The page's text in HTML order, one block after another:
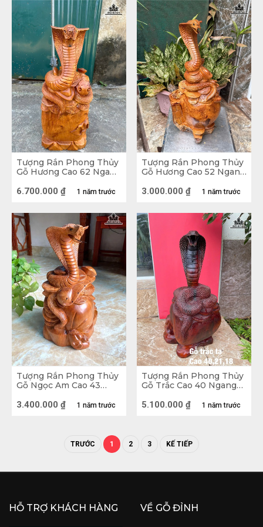
Tượng Rắn Tài Lộc Gỗ Hương
Tượng Rắn Phong Thủy
Gỗ Hương Cao 62 Ngang
1 năm trước
6.700.000 ₫
Tượng Rắn Phong Thủy
Gỗ Hương Cao 52 Ngang
1 năm trước
3.000.000 ₫
Tượng Rắn Phong Thủy
Gỗ Ngọc Am Cao 43
1 năm trước
3.400.000 ₫
Tượng Rắn Phong Thủy
Gỗ Trắc Cao 40 Ngang
1 năm trước
5.100.000 ₫
TRƯỚC 1 2 3 KẾ TIẾP
HỖ TRỢ KHÁCH HÀNG VỀ GỖ ĐỈNH